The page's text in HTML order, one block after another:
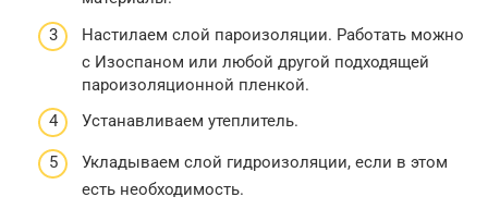
Настилаем слой пароизоляции. Работать можно
с Изоспаном или любой другой подходящей
пароизоляционной пленкой.
Устанавливаем утеплитель.
Укладываем слой гидроизоляции, если в этом
есть необходимость.